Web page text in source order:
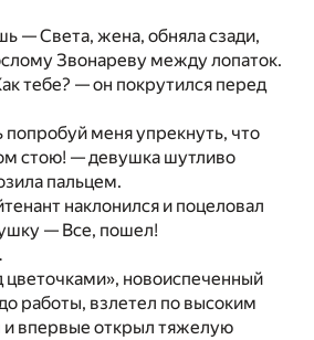
— Света, жена, обняла сзади,
Звонареву между лопаток.
тебе? — он покрутился перед
меня упрекнуть, что
стою! — девушка шутливо
пальцем.
наклонился и поцеловал
— Все, пошел!
новоиспеченный
работы, взлетел по высоким
впервые открыл тяжелую